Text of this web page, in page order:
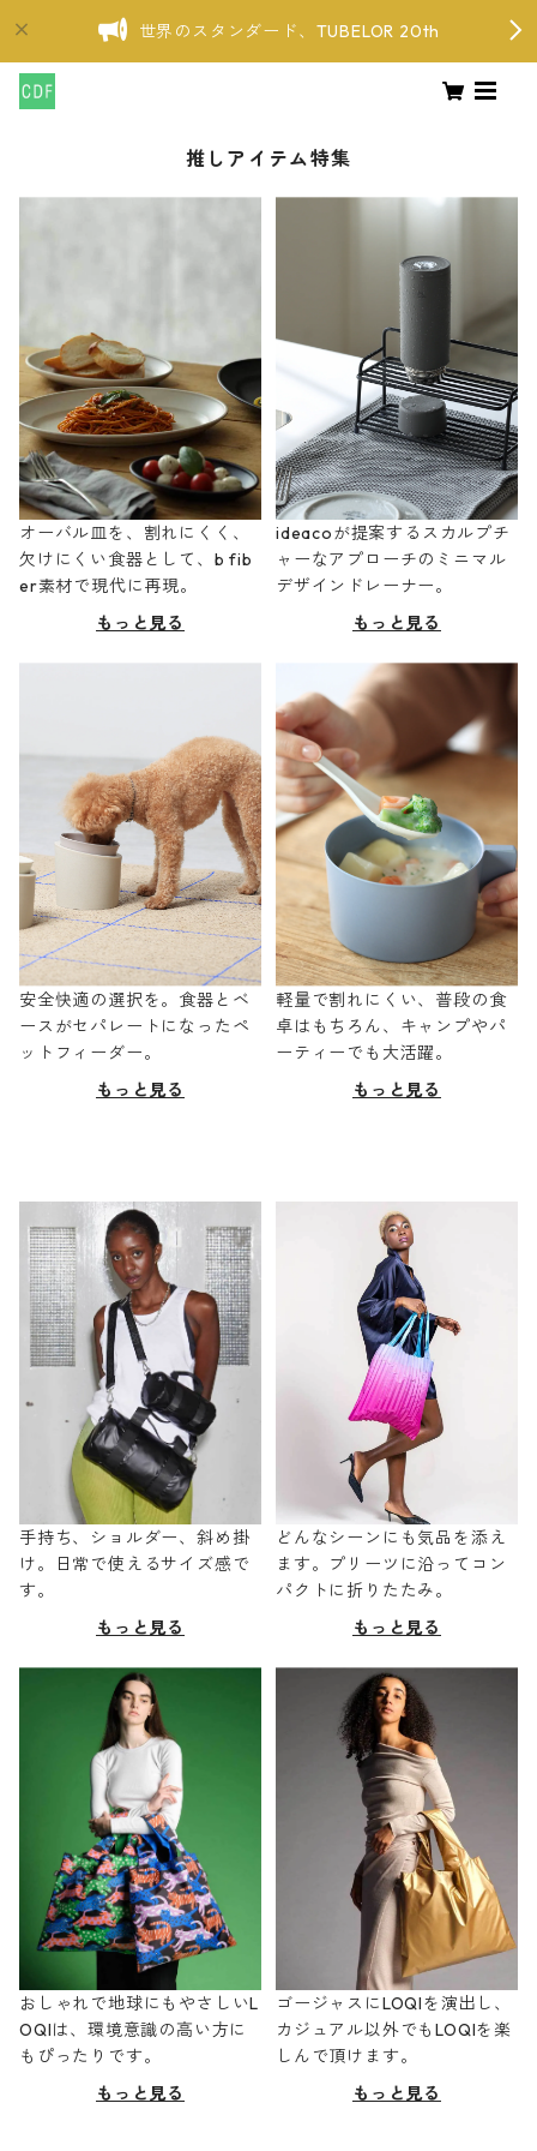
世界のスタンダード、TUBELOR 20th
推しアイテム特集
オーバル皿を、割れにくく、
欠けにくい食器として、b fib
er素材で現代に再現。
もっと見る
ideacoが提案するスカルプチ
ャーなアプローチのミニマル
デザインドレーナー。
もっと見る
安全快適の選択を。食器とベ
ースがセパレートになったペ
ットフィーダー。
もっと見る
軽量で割れにくい、普段の食
卓はもちろん、キャンプやパ
ーティーでも大活躍。
もっと見る
手持ち、ショルダー、斜め掛
け。日常で使えるサイズ感で
す。
もっと見る
どんなシーンにも気品を添え
ます。プリーツに沿ってコン
パクトに折りたたみ。
もっと見る
おしゃれで地球にもやさしいL
OQIは、環境意識の高い方に
もぴったりです。
もっと見る
ゴージャスにLOQIを演出し、
カジュアル以外でもLOQIを楽
しんで頂けます。
もっと見る